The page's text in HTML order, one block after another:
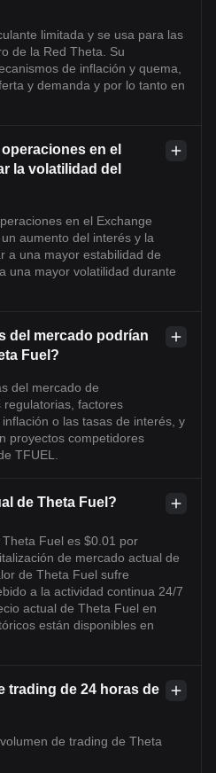
limitada y se usa para las
de la Red Theta. Su
de inflación y quema,
y demanda y por lo tanto en
en el
la volatilidad del
en el Exchange
aumento del interés y la
a una mayor estabilidad de
una mayor volatilidad durante
del mercado podrían
Fuel?
del mercado de
factores
o las tasas de interés, y
proyectos competidores
TFUEL.
de Theta Fuel?
Fuel es $0.01 por
de mercado actual de
de Theta Fuel sufre
a la actividad continua 24/7
actual de Theta Fuel en
están disponibles en
trading de 24 horas de
de trading de Theta